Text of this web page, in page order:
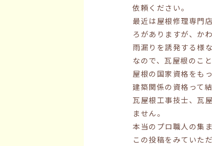
依頼ください。
最近は屋根修理専門
ろがありますが、か
雨漏りを誘発する様
なので、瓦屋根のこ
屋根の国家資格をも
建築関係の資格って
瓦屋根工事技士、瓦
ません。
本当のプロ職人の集
この投稿をみていた